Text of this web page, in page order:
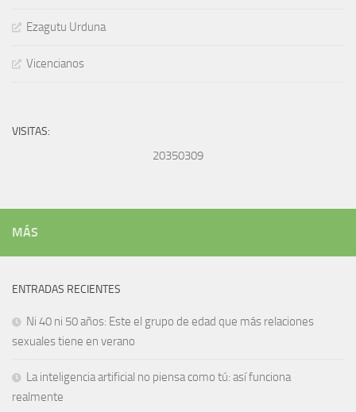
Ezagutu Urduna
Vicencianos
VISITAS:
20350309
MÁS
ENTRADAS RECIENTES
Ni 40 ni 50 años: Este el grupo de edad que más relaciones
sexuales tiene en verano
La inteligencia artificial no piensa como tú: así funciona
realmente